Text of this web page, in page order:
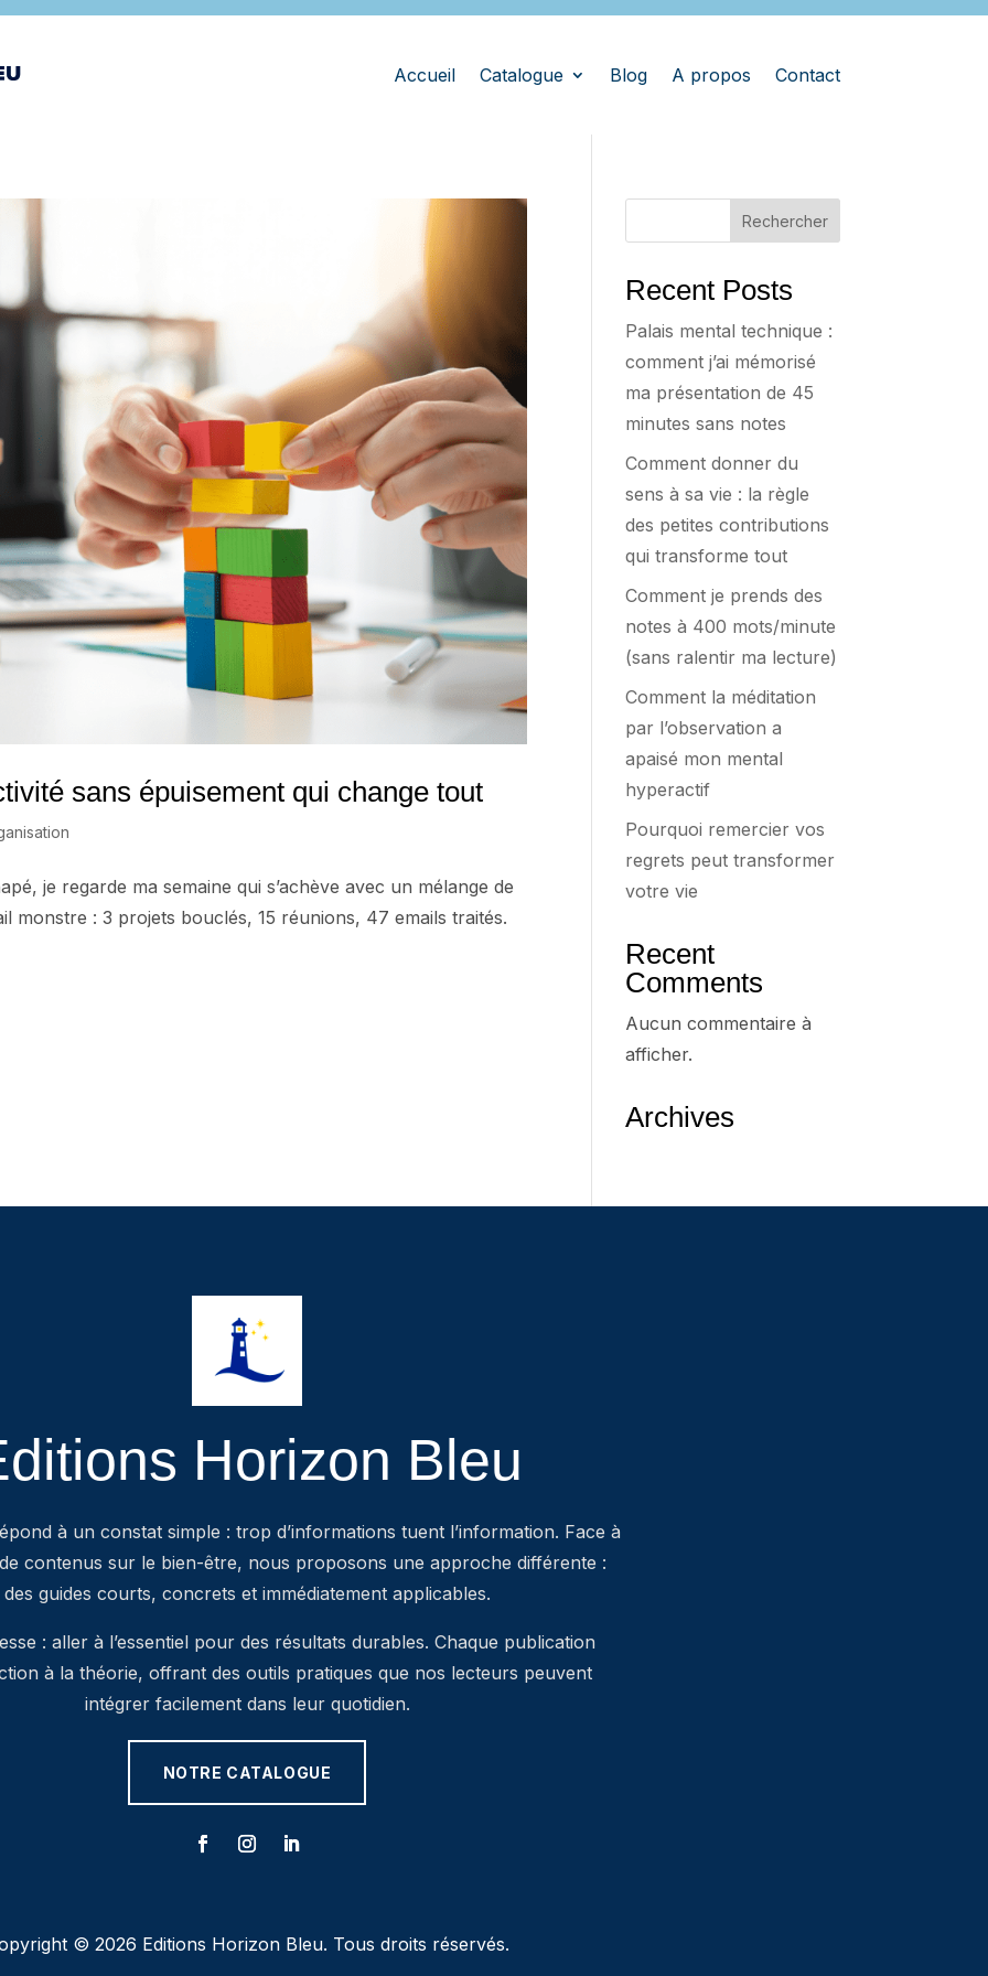
Accueil Catalogue Blog A propos Contact
sans épuisement qui change tout
je regarde ma semaine qui s’achève avec un mélange de
monstre : 3 projets bouclés, 15 réunions, 47 emails traités.
Rechercher
Recent Posts
Palais mental technique :
comment j’ai mémorisé
ma présentation de 45
minutes sans notes
Comment donner du
sens à sa vie : la règle
des petites contributions
qui transforme tout
Comment je prends des
notes à 400 mots/minute
(sans ralentir ma lecture)
Comment la méditation
par l’observation a
apaisé mon mental
hyperactif
Pourquoi remercier vos
regrets peut transformer
votre vie
Recent
Comments
Aucun commentaire à
afficher.
Archives
Horizon Bleu
à un constat simple : trop d’informations tuent l’information. Face à
contenus sur le bien-être, nous proposons une approche différente :
des guides courts, concrets et immédiatement applicables.
: aller à l’essentiel pour des résultats durables. Chaque publication
à la théorie, offrant des outils pratiques que nos lecteurs peuvent
intégrer facilement dans leur quotidien.
NOTRE CATALOGUE
© 2026 Editions Horizon Bleu. Tous droits réservés.